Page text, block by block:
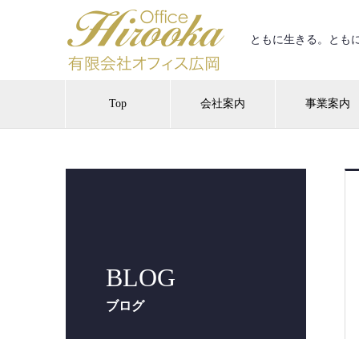
ともに生きる。とも
Top 会社案内 事業案内
BLOG
ブログ